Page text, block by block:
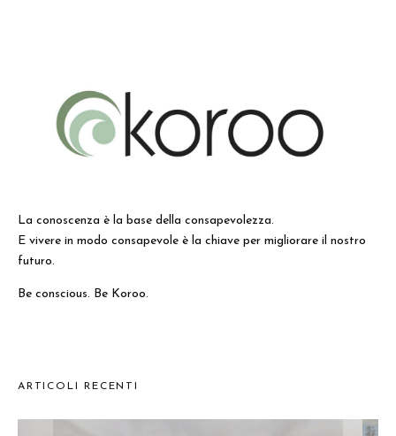
La conoscenza è la base della consapevolezza.
E vivere in modo consapevole è la chiave per migliorare il nostro
futuro.
Be conscious. Be Koroo.
ARTICOLI RECENTI